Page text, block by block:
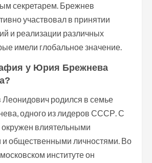
секретарем. Брежнев
участвовал в принятии
и реализации различных
имели глобальное значение.
у Юрия Брежнева
родился в семье
одного из лидеров СССР. С
окружен влиятельными
и общественными личностями. Во
институте он